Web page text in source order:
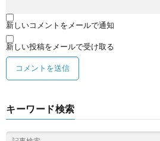
新しいコメントをメールで通知
新しい投稿をメールで受け取る
キーワード検索